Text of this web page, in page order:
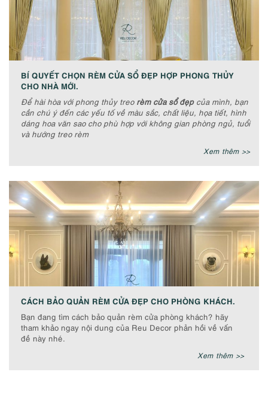
BÍ QUYẾT CHỌN RÈM CỬA SỔ ĐẸP HỢP PHONG THỦY
CHO NHÀ MỚI.
Để hài hòa với phong thủy treo rèm cửa sổ đẹpcủa mình, bạn
cần chú ý đến các yếu tố về màu sắc, chất liệu, họa tiết, hình
dáng hoa văn sao cho phù hợp với không gian phòng ngủ, tuổi
và hướng treo rèm
Xem thêm >>
CÁCH BẢO QUẢN RÈM CỬA ĐẸP CHO PHÒNG KHÁCH.
Bạn đang tìm cách bảo quản rèm cửa phòng khách? hãy
tham khảo ngay nội dung của Reu Decor phản hồi về vấn
đề này nhé.
Xem thêm >>